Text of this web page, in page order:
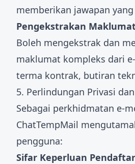
memberikan jawapan
Pengekstrakan
Boleh mengekstrak dan
maklumat kompleks dari
terma kontrak, butiran
5. Perlindungan Privasi
Sebagai perkhidmatan e-
ChatTempMail
pengguna:
Sifar Keperluan